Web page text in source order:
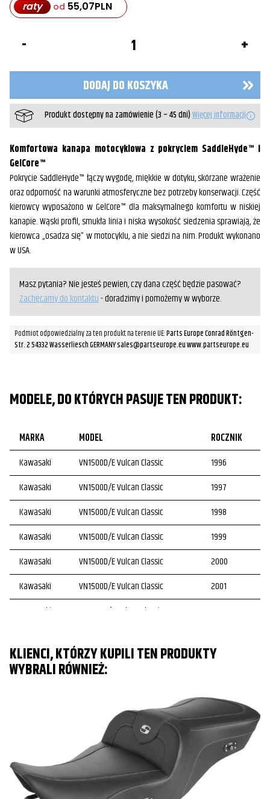
raty od 55,07PLN
1996-
1500
Vulcan
Classic/Nomad
DODAJ DO KOSZYKA
Produkt dostępny na zamówienie (3 – 45 dni)Więcej informacji
Komfortowa kanapa motocyklowa z pokryciem SaddleHyde™ i
GelCore™
Pokrycie SaddleHyde™ łączy wygodę, miękkie w dotyku, skórzane wrażenie
oraz odporność na warunki atmosferyczne bez potrzeby konserwacji. Część
kierowcy wyposażono w GelCore™ dla maksymalnego komfortu w niskiej
kanapie. Wąski profil, smukła linia i niska wysokość siedzenia sprawiają, że
kierowca „osadza się” w motocyklu, a nie siedzi na nim. Produkt wykonano
w USA.
Masz pytania? Nie jesteś pewien, czy dana część będzie pasować?
Zachęcamy do kontaktu- doradzimy i pomożemy w wyborze.
Podmiot odpowiedzialny za ten produkt na terenie UE:Parts Europe Conrad Röntgen-
Str. 2 54332 Wasserliesch GERMANY sales@partseurope.eu www.partseurope.eu
MODELE, DO KTÓRYCH PASUJE TEN PRODUKT:
MARKA MODEL
ROCZNIK
Kawasaki
VN1500D/E Vulcan Classic
1996
Kawasaki
VN1500D/E Vulcan Classic
1997
Kawasaki
VN1500D/E Vulcan Classic
1998
Kawasaki
VN1500D/E Vulcan Classic
1999
Kawasaki
VN1500D/E Vulcan Classic
2000
Kawasaki
VN1500D/E Vulcan Classic
2001
Kawasaki
VN1500D/E Vulcan Classic
Kawasaki
VN1500D/E Vulcan Classic
2004
VN1500G Vulcan Nomad
1999
VN1500G Vulcan Nomad
2000
Kawasaki
VN1500G Vulcan Nomad
2001
Kawasaki
VN1500G Vulcan Nomad
KLIENCI, KTÓRZY KUPILI TEN PRODUKTY
WYBRALI RÓWNIEŻ: